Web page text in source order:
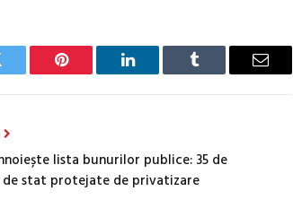
Pinterest LinkedIn Tumblr Email
lista bunurilor publice: 35 de
stat protejate de privatizare